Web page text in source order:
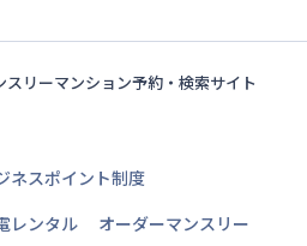
リーマンション予約・検索サイト
ネスポイント制度
レンタル オーダーマンスリー